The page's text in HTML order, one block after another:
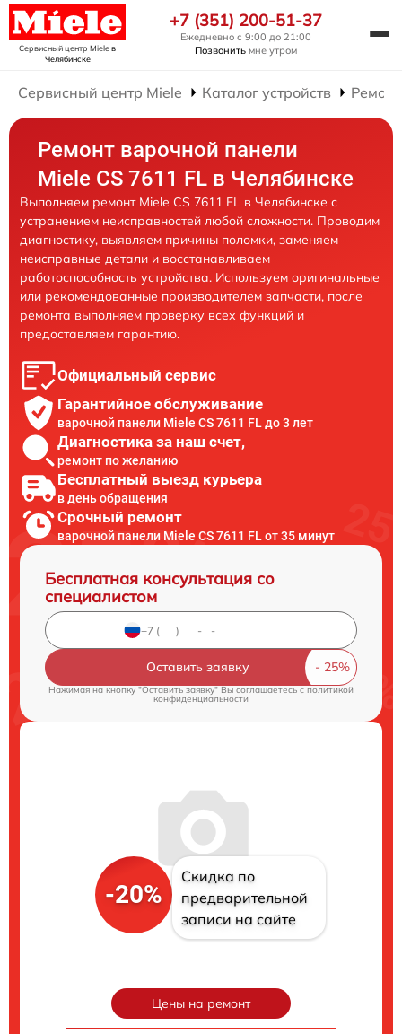
Сервисный центр Mieleв
Челябинске
+7 (351) 200-51-37
Ежедневно с 9:00 до 21:00
Позвонить мне утром
Сервисный центр Miele Каталог устройств
Ремонт варочной панели
Miele CS 7611 FL в Челябинске
Выполняем ремонт Miele CS 7611 FL в Челябинске с
устранением неисправностей любой сложности. Проводим
диагностику, выявляем причины поломки, заменяем
неисправные детали и восстанавливаем
работоспособность устройства. Используем оригинальные
или рекомендованные производителем запчасти, после
ремонта выполняем проверку всех функций и
предоставляем гарантию.
Официальный сервис
Гарантийное обслуживание
варочной панели Miele CS 7611 FL до 3 лет
Диагностика за наш счет,
ремонт по желанию
Бесплатный выезд курьера
в день обращения
Срочный ремонт
варочной панели Miele CS 7611 FL от 35 минут
Бесплатная консультация со
специалистом
Оставить заявку
Нажимая на кнопку "Оставить заявку" Вы соглашаетесь cполитикой
конфиденциальности
-20%
Скидка по
предварительной
записи на сайте
Цены на ремонт